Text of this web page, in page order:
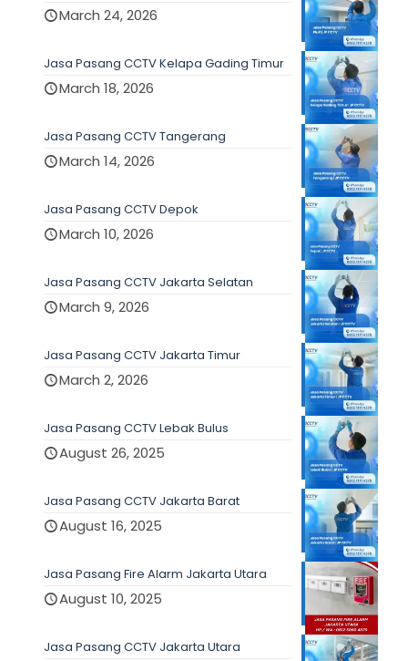
March 24, 2026
Jasa Pasang CCTV Kelapa Gading Timur
March 18, 2026
Jasa Pasang CCTV Tangerang
March 14, 2026
Jasa Pasang CCTV Depok
March 10, 2026
Jasa Pasang CCTV Jakarta Selatan
March 9, 2026
Jasa Pasang CCTV Jakarta Timur
March 2, 2026
Jasa Pasang CCTV Lebak Bulus
August 26, 2025
Jasa Pasang CCTV Jakarta Barat
August 16, 2025
Jasa Pasang Fire Alarm Jakarta Utara
August 10, 2025
Jasa Pasang CCTV Jakarta Utara